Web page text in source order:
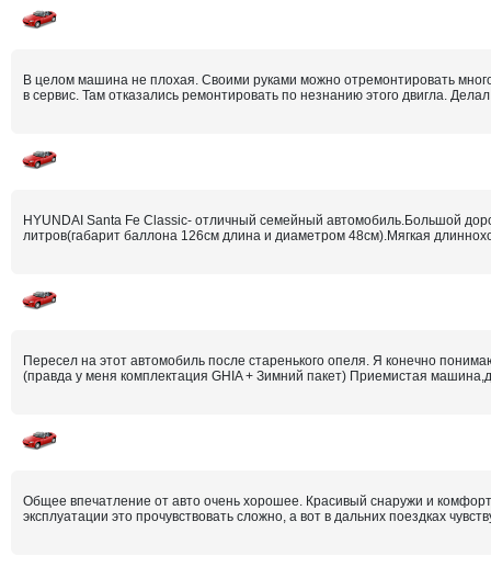
В целом машина не плохая. Своими руками можно отремонтировать
в сервис. Там отказались ремонтировать по незнанию этого двигла. Делал
HYUNDAI Santa Fe Classic- отличный семейный автомобиль.Большой
литров(габарит баллона 126см длина и диаметром 48см).Мягкая
Пересел на этот автомобиль после старенького опеля. Я конечно
(правда у меня комплектация GHIA + Зимний пакет) Приемистая
Общее впечатление от авто очень хорошее. Красивый снаружи и
эксплуатации это прочувствовать сложно, а вот в дальних поездках